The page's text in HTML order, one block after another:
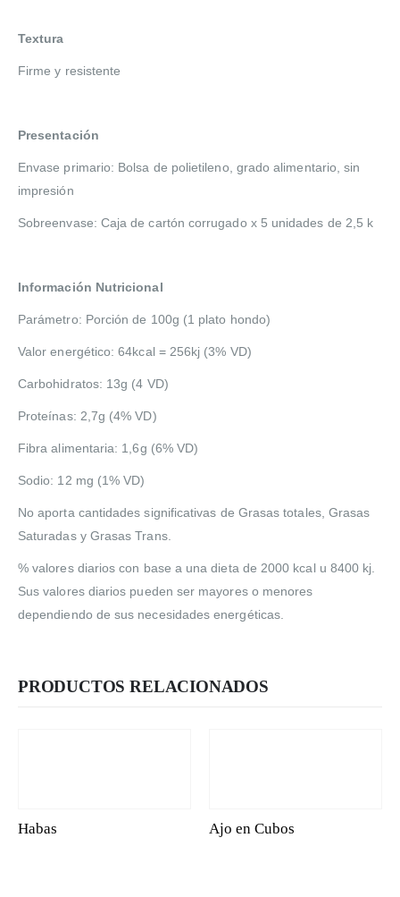
Textura
Firme y resistente
Presentación
Envase primario: Bolsa de polietileno, grado alimentario, sin
impresión
Sobreenvase: Caja de cartón corrugado x 5 unidades de 2,5 k
Información Nutricional
Parámetro: Porción de 100g (1 plato hondo)
Valor energético: 64kcal = 256kj (3% VD)
Carbohidratos: 13g (4 VD)
Proteínas: 2,7g (4% VD)
Fibra alimentaria: 1,6g (6% VD)
Sodio: 12 mg (1% VD)
No aporta cantidades significativas de Grasas totales, Grasas
Saturadas y Grasas Trans.
% valores diarios con base a una dieta de 2000 kcal u 8400 kj.
Sus valores diarios pueden ser mayores o menores
dependiendo de sus necesidades energéticas.
PRODUCTOS RELACIONADOS
Habas Ajo en Cubos